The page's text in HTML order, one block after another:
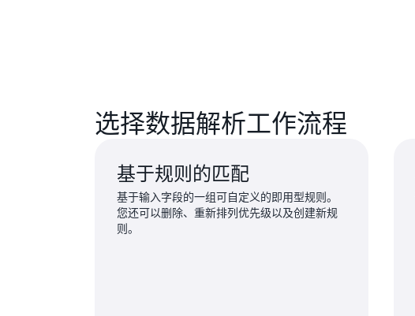
选择数据解析工作流程
基于规则的匹配
基于输入字段的一组可自定义的即用型规则。
您还可以删除、重新排列优先级以及创建新规
则。